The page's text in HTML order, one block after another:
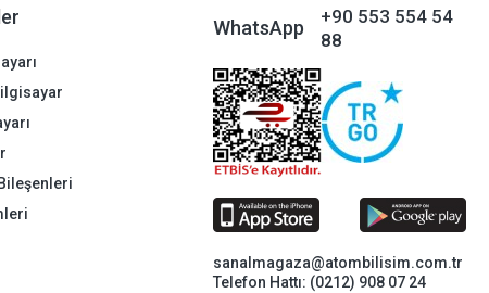
WhatsApp
+90 553 554 54
88
sanalmagaza@atombilisim.com.tr
Telefon Hattı: (0212) 908 07 24